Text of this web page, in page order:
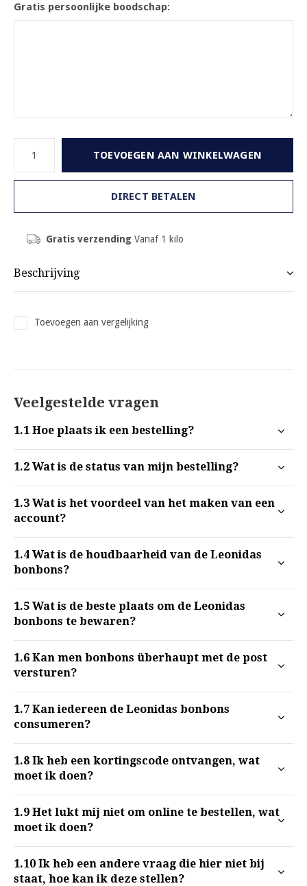
Gratis persoonlijke boodschap:
TOEVOEGEN AAN WINKELWAGEN
DIRECT BETALEN
Gratis verzending Vanaf 1 kilo
Beschrijving
Toevoegen aan vergelijking
Veelgestelde vragen
1.1 Hoe plaats ik een bestelling?
1.2 Wat is de status van mijn bestelling?
1.3 Wat is het voordeel van het maken van een
account?
1.4 Wat is de houdbaarheid van de Leonidas
bonbons?
1.5 Wat is de beste plaats om de Leonidas
bonbons te bewaren?
1.6 Kan men bonbons überhaupt met de post
versturen?
1.7 Kan iedereen de Leonidas bonbons
consumeren?
1.8 Ik heb een kortingscode ontvangen, wat
moet ik doen?
1.9 Het lukt mij niet om online te bestellen, wat
moet ik doen?
1.10 Ik heb een andere vraag die hier niet bij
staat, hoe kan ik deze stellen?